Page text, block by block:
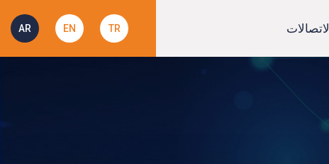
TR
EN
AR الاتصالات